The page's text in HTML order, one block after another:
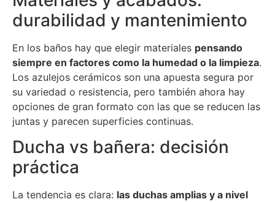
durabilidad y mantenimiento
En los baños hay que elegir materiales pensando
siempre en factores como la humedad o la limpieza.
Los azulejos cerámicos son una apuesta segura por
su variedad o resistencia, pero también ahora hay
opciones de gran formato con las que se reducen las
juntas y parecen superficies continuas.
Ducha vs bañera: decisión
práctica
La tendencia es clara: las duchas amplias y a nivel